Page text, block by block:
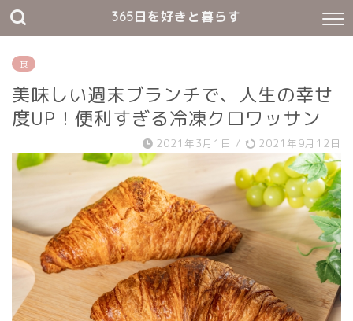
365日を好きと暮らす
食
美味しい週末ブランチで、人生の幸せ
度UP！便利すぎる冷凍クロワッサン
2021年3月1日 / 2021年9月12日